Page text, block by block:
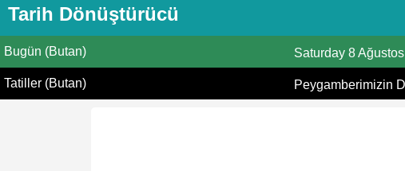
Tarih Dönüştürücü
Bugün (Butan) Saturday 8
Tatiller (Butan) Peygamberimizin